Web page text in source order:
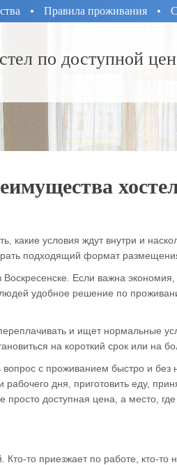
Правила проживания
по доступной
какие условия ждут внутри и
подходящий формат
Если важна
удобное решение по
и ищет нормальные
на короткий срок или на
с проживанием быстро и
дня, приготовить еду,
доступная цена, а место,
то приезжает по работе, кто-